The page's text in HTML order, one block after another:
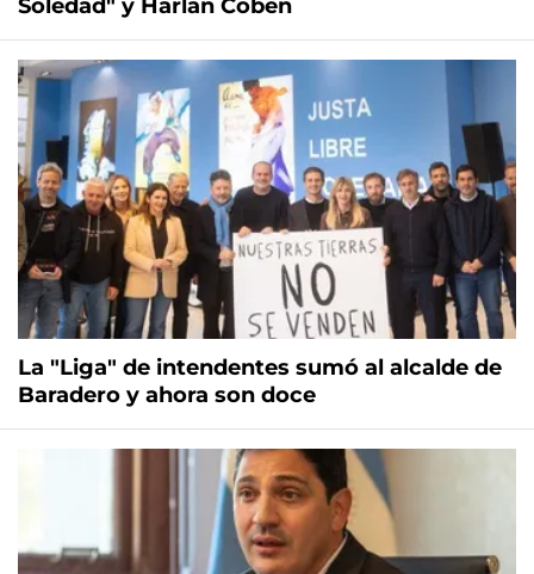
Soledad" y Harlan Coben
La "Liga" de intendentes sumó al alcalde de
Baradero y ahora son doce